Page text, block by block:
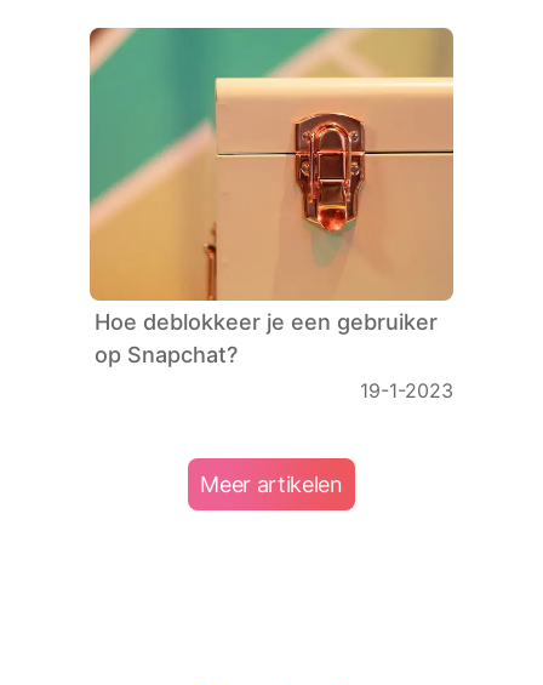
Hoe deblokkeer je een gebruiker
op Snapchat?
19-1-2023
Meer artikelen